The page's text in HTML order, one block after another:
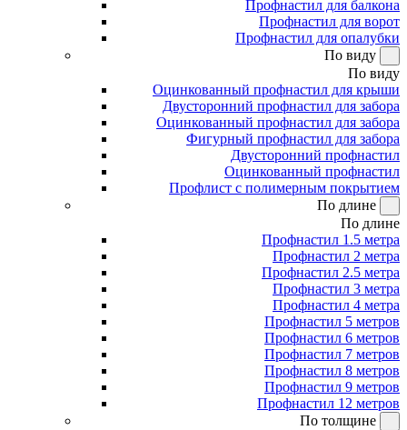
Профнастил для балкона
Профнастил для ворот
Профнастил для опалубки
По виду
По виду
Оцинкованный профнастил для крыши
Двусторонний профнастил для забора
Оцинкованный профнастил для забора
Фигурный профнастил для забора
Двусторонний профнастил
Оцинкованный профнастил
Профлист с полимерным покрытием
По длине
По длине
Профнастил 1.5 метра
Профнастил 2 метра
Профнастил 2.5 метра
Профнастил 3 метра
Профнастил 4 метра
Профнастил 5 метров
Профнастил 6 метров
Профнастил 7 метров
Профнастил 8 метров
Профнастил 9 метров
Профнастил 12 метров
По толщине